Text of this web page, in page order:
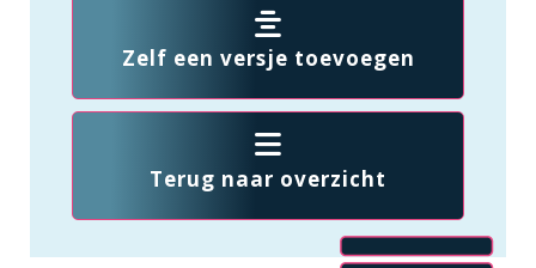
Zelf een versje toevoegen
Terug naar overzicht